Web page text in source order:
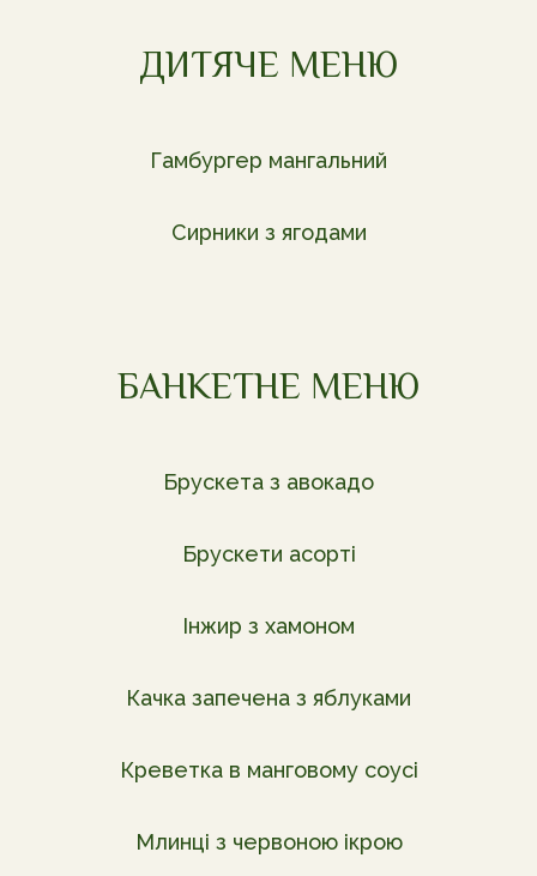
ДИТЯЧЕ МЕНЮ
Гамбургер мангальний
Сирники з ягодами
БАНКЕТНЕ МЕНЮ
Брускета з авокадо
Брускети асорті
Інжир з хамоном
Качка запечена з яблуками
Креветка в манговому соусі
Млинці з червоною ікрою